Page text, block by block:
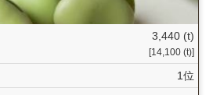
3,440 (t)
[14,100 (t)]
1位